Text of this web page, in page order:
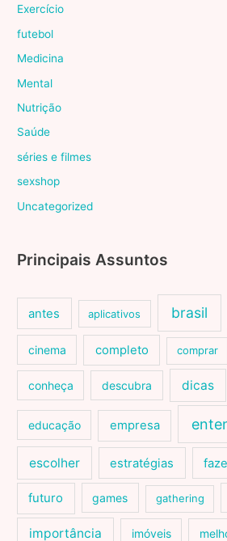
Exercício
futebol
Medicina
Mental
Nutrição
Saúde
séries e filmes
sexshop
Uncategorized
Principais Assuntos
antes aplicativos brasil
cinema completo comprar
conheça descubra dicas
educação empresa
escolher estratégias
futuro games gathering
importância imóveis